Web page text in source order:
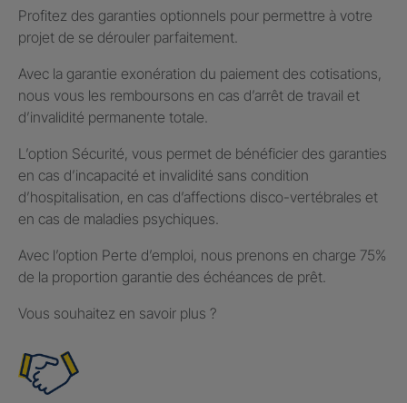
Profitez des garanties optionnels pour permettre à votre
projet de se dérouler parfaitement.
Avec la garantie exonération du paiement des cotisations,
nous vous les remboursons en cas d’arrêt de travail et
d’invalidité permanente totale.
L’option Sécurité, vous permet de bénéficier des garanties
en cas d’incapacité et invalidité sans condition
d’hospitalisation, en cas d’affections disco-vertébrales et
en cas de maladies psychiques.
Avec l’option Perte d’emploi, nous prenons en charge 75%
de la proportion garantie des échéances de prêt.
Vous souhaitez en savoir plus ?